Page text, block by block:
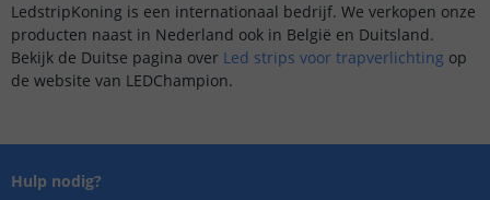
LedstripKoning is een internationaal bedrijf. We verkopen onze
producten naast in Nederland ook in België en Duitsland.
Bekijk de Duitse pagina over Led strips voor trapverlichting op
de website van LEDChampion.
Hulp nodig?